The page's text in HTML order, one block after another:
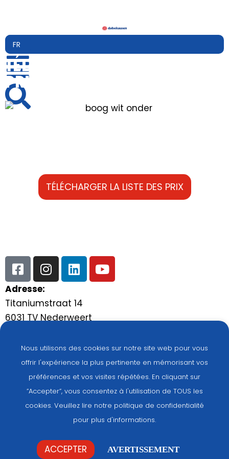
TÉLÉCHARGER LA LISTE DES
PRIX
TÉLÉCHARGER LA LISTE DES PRIX
Adresse:
Titaniumstraat 14
6031 TV Nederweert
Généralités:
+31(0)495-768014
Pièces détachées:
+31(0)495-768015
Identité visuelle et site web:
Avertissement
Nous utilisons des cookies sur notre site web pour vous
offrir l'expérience la plus pertinente en mémorisant vos
préférences et vos visites répétées. En cliquant sur
”Accepter”, vous consentez à l'utilisation de TOUS les
cookies. Veuillez lire notre politique de confidentialité
pour plus d'informations.
ACCEPTER AVERTISSEMENT